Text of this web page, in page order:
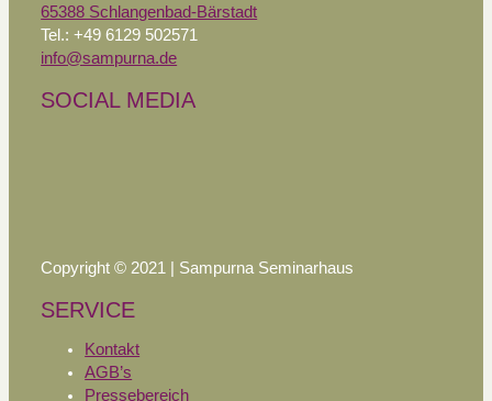
65388 Schlangenbad-Bärstadt
Tel.: +49 6129 502571
info@sampurna.de
SOCIAL MEDIA
Copyright © 2021 | Sampurna Seminarhaus
SERVICE
Kontakt
AGB’s
Pressebereich